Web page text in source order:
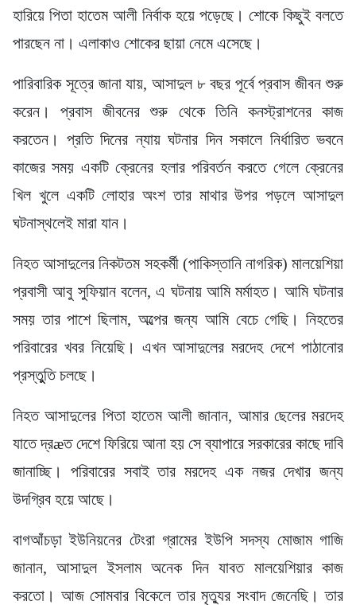
হারিয়ে পিতা হাতেম আলী নির্বাক হয়ে পড়েছে। শোকে কিছুই বলতে
পারছেন না। এলাকাও শোকের ছায়া নেমে এসেছে।
পারিবারিক সূত্রে জানা যায়, আসাদুল ৮ বছর পূর্বে প্রবাস জীবন শুরু
করেন। প্রবাস জীবনের শুরু থেকে তিনি কনস্ট্রাশনের কাজ
করতেন। প্রতি দিনের ন্যায় ঘটনার দিন সকালে নির্ধারিত ভবনে
কাজের সময় একটি ক্রেনের হলার পরিবর্তন করতে গেলে ক্রেনের
খিল খুলে একটি লোহার অংশ তার মাথার উপর পড়লে আসাদুল
ঘটনাস্থলেই মারা যান।
নিহত আসাদুলের নিকটতম সহকর্মী (পাকিস্তানি নাগরিক) মালয়েশিয়া
প্রবাসী আবু সুফিয়ান বলেন, এ ঘটনায় আমি মর্মাহত। আমি ঘটনার
সময় তার পাশে ছিলাম, অল্পের জন্য আমি বেচে গেছি। নিহতের
পরিবারের খবর নিয়েছি। এখন আসাদুলের মরদেহ দেশে পাঠানোর
প্রস্তুুতি চলছে।
নিহত আসাদুলের পিতা হাতেম আলী জানান, আমার ছেলের মরদেহ
যাতে দ্রæত দেশে ফিরিয়ে আনা হয় সে ব্যাপারে সরকারের কাছে দাবি
জানাচ্ছি। পরিবারের সবাই তার মরদেহ এক নজর দেখার জন্য
উদগ্রিব হয়ে আছে।
বাগআঁচড়া ইউনিয়নের টেংরা গ্রামের ইউপি সদস্য মোজাম গাজি
জানান, আসাদুল ইসলাম অনেক দিন যাবত মালয়েশিয়ার কাজ
করতো। আজ সোমবার বিকেলে তার মৃত্যুর সংবাদ জেনেছি। তার